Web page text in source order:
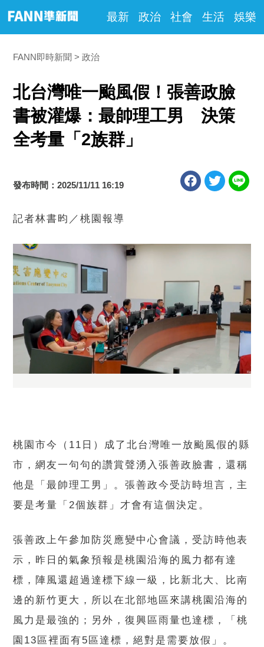
最新 政治 社會 生活 娛樂
FANN即時新聞 政治
北台灣唯一颱風假！張善政臉
書被灌爆：最帥理工男 決策
全考量「2族群」
發布時間：2025/11/11 16:19
記者林書昀／桃園報導
桃園市今（11日）成了北台灣唯一放颱風假的縣
市，網友一句句的讚賞聲湧入張善政臉書，還稱
他是「最帥理工男」。張善政今受訪時坦言，主
要是考量「2個族群」才會有這個決定。
張善政上午參加防災應變中心會議，受訪時他表
示，昨日的氣象預報是桃園沿海的風力都有達
標，陣風還超過達標下線一級，比新北大、比南
邊的新竹更大，所以在北部地區來講桃園沿海的
風力是最強的；另外，復興區雨量也達標，「桃
園13區裡面有5區達標，絕對是需要放假」。